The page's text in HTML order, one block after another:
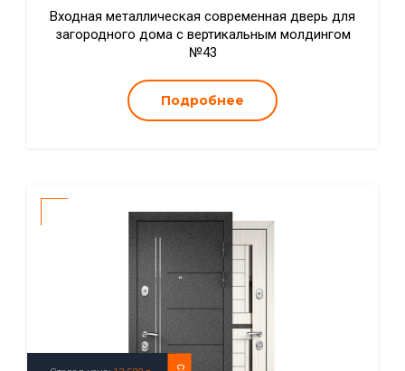
Входная металлическая современная дверь для
загородного дома с вертикальным молдингом
№43
Подробнее